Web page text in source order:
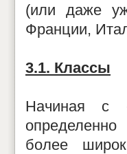
(или даже
Франции,
3.1. Классы
Начиная с
более